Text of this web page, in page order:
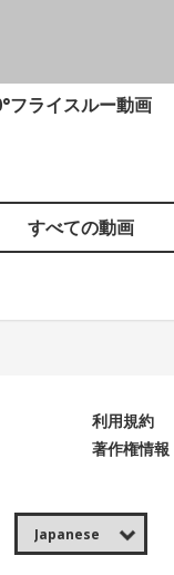
フライスルー動画
すべての動画
利用規約
著作権情報